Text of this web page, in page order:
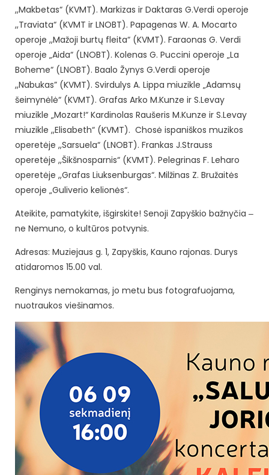
,,Makbetas“ (KVMT). Markizas ir Daktaras G.Verdi operoje
,,Traviata“ (KVMT ir LNOBT). Papagenas W. A. Mocarto
operoje ,,Mažoji burtų fleita“ (KVMT). Faraonas G. Verdi
operoje „Aida“ (LNOBT). Kolenas G. Puccini operoje „La
Boheme“ (LNOBT). Baalo Žynys G.Verdi operoje
,,Nabukas” (KVMT). Svirdulys A. Lippa miuzikle „Adamsų
šeimynėlė“ (KVMT). Grafas Arko M.Kunze ir S.Levay
miuzikle „Mozart!“ Kardinolas Raušeris M.Kunze ir S.Levay
miuzikle ,,Elisabeth“ (KVMT). Chosė ispaniškos muzikos
operetėje ,,Sarsuela“ (LNOBT). Frankas J.Strauss
operetėje ,,Šikšnosparnis“ (KVMT). Pelegrinas F. Leharo
operetėje ,,Grafas Liuksenburgas“. Milžinas Z. Bružaitės
operoje „Guliverio kelionės“.
Ateikite, pamatykite, išgirskite! Senoji Zapyškio bažnyčia ‒
ne Nemuno, o kultūros potvynis.
Adresas: Muziejaus g. 1, Zapyškis, Kauno rajonas. Durys
atidaromos 15.00 val.
Renginys nemokamas, jo metu bus fotografuojama,
nuotraukos viešinamos.